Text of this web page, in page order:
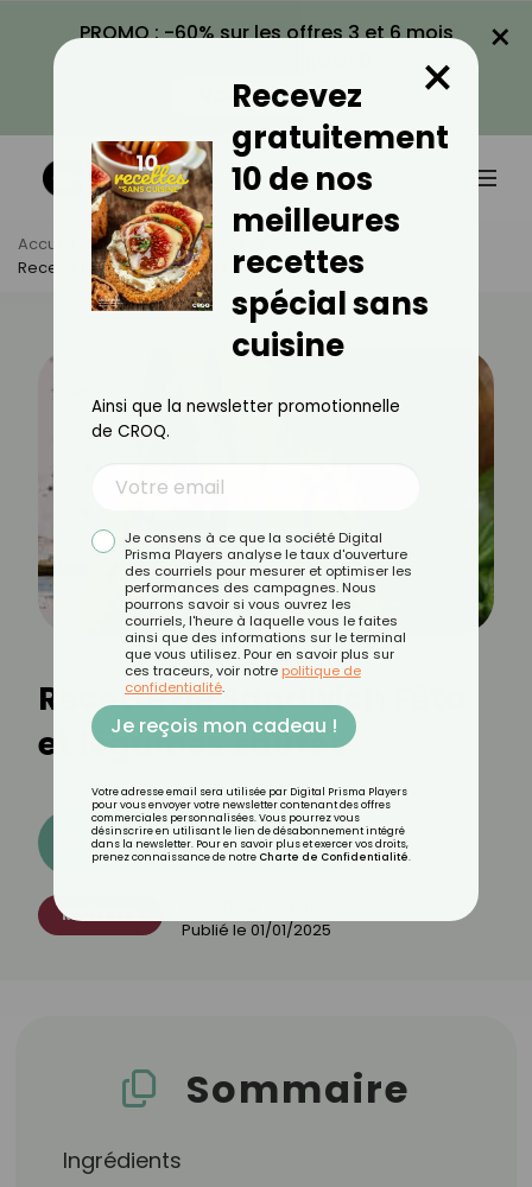
PROMO : -60% sur les offres 3 et 6 mois
VOIR LA PROMO
×
Accueil Actus
Recettes
Recette De Sandwich Fêta Et Légumes Sautés
Recette de Sandwich Fêta
et légumes sautés
Découvrez les 11 menus CROQ
RECETTES
Publié le 01/01/2025
Sommaire
Ingrédients
Recevez
gratuitement
10 de nos
meilleures
recettes
spécial sans
cuisine
×
Ainsi que la newsletter promotionnelle
de CROQ.
Je consens à ce que la société Digital
Prisma Players analyse le taux d'ouverture
des courriels pour mesurer et optimiser les
performances des campagnes. Nous
pourrons savoir si vous ouvrez les
courriels, l'heure à laquelle vous le faites
ainsi que des informations sur le terminal
que vous utilisez. Pour en savoir plus sur
ces traceurs, voir notre politique de
confidentialité.
Je reçois mon cadeau !
Votre adresse email sera utilisée par Digital Prisma Players
pour vous envoyer votre newsletter contenant des offres
commerciales personnalisées. Vous pourrez vous
désinscrire en utilisant le lien de désabonnement intégré
dans la newsletter. Pour en savoir plus et exercer vos droits,
prenez connaissance de notre Charte de Confidentialité.